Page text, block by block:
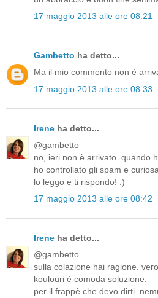
17 maggio 2013 alle ore 08:21
Gambetto ha detto...
Ma il mio commento non è
17 maggio 2013 alle ore 08:33
Irene ha detto...
@gambetto
no, ieri non è arrivato. quando
ho controllato gli spam e
lo leggo e ti rispondo! :)
17 maggio 2013 alle ore 08:42
Irene ha detto...
@gambetto
sulla colazione hai ragione.
koulouri è comoda soluzione.
per il frappè che devo dirti.